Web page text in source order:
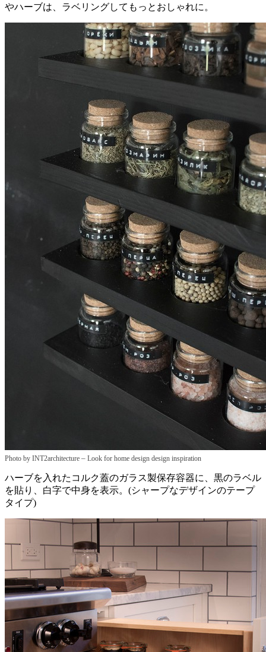
やハーブは、ラベリングしてもっとおしゃれに。
Photo by INT2architecture – Look for home design design inspiration
ハーブを入れたコルク蓋のガラス製保存容器に、黒のラベル
を貼り、白字で中身を表示。(シャープなデザインのテープ
タイプ)